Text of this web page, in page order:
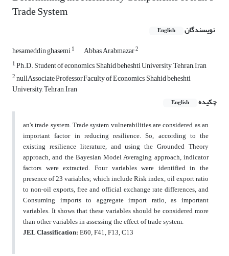
Trade System
نویسندگان English
hesameddin ghasemi1 Abbas Arabmazar2
1Ph.D. Student of economics, Shahid beheshti University, Tehran, Iran
2nullAssociate Professor,Faculty of Economics, Shahid beheshti
University, Tehran, Iran
چکیده
English
an's trade system. Trade system vulnerabilities are considered as an
important factor in reducing resilience. So, according to the
existing resilience literature, and using the Grounded Theory
approach, and the Bayesian Model Averaging approach, indicator
factors were extracted. Four variables were identified in the
presence of 23 variables; which include Risk index, oil export ratio
to non-oil exports, free and official exchange rate differences, and
Consuming imports to aggregate import ratio, as important
variables. It shows that these variables should be considered more
than other variables in assessing the effect of trade system.
JEL Classification: E60, F41, F13, C13